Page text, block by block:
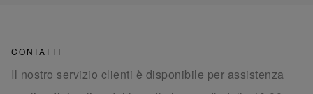
CONTATTI
Il nostro servizio clienti è disponibile per assistenza